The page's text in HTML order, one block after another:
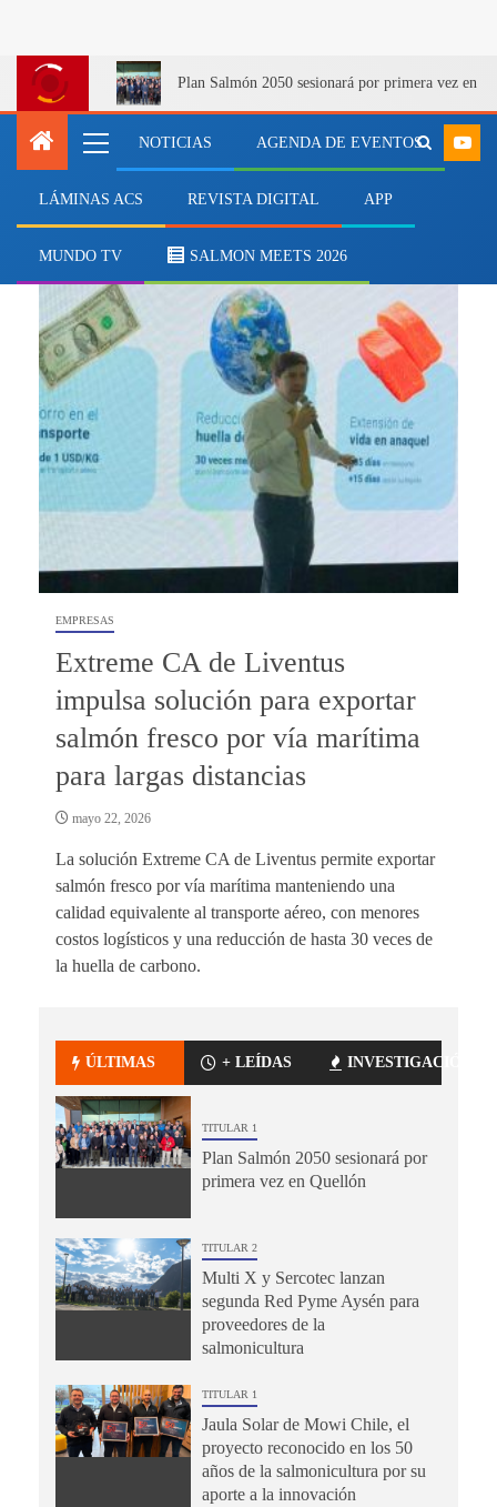
Plan Salmón 2050 sesionará por primera vez en
NOTICIAS AGENDA DE EVENTOS
LÁMINAS ACS REVISTA DIGITAL APP
MUNDO TV SALMON MEETS 2026
Liventus Global
EMPRESAS
Extreme CA de Liventus
impulsa solución para exportar
salmón fresco por vía marítima
para largas distancias
mayo 22, 2026
La solución Extreme CA de Liventus permite exportar
salmón fresco por vía marítima manteniendo una
calidad equivalente al transporte aéreo, con menores
costos logísticos y una reducción de hasta 30 veces de
la huella de carbono.
ÚLTIMAS + LEÍDAS INVESTIGACIÓN
TITULAR 1
Plan Salmón 2050 sesionará por
primera vez en Quellón
TITULAR 2
Multi X y Sercotec lanzan
segunda Red Pyme Aysén para
proveedores de la
salmonicultura
TITULAR 1
Jaula Solar de Mowi Chile, el
proyecto reconocido en los 50
años de la salmonicultura por su
aporte a la innovación